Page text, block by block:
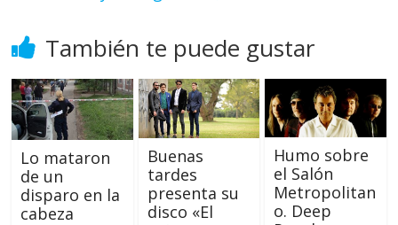
También te puede gustar
Lo mataron
de un
disparo en la
cabeza
Buenas
tardes
presenta su
disco «El
Humo sobre
el Salón
Metropolitan
o. Deep